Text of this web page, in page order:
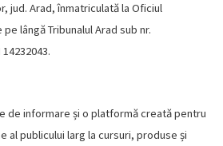
jud. Arad, înmatriculată la Oficiul
lângă Tribunalul Arad sub nr.
de informare și o platformă creată pentru
al publicului larg la cursuri, produse și